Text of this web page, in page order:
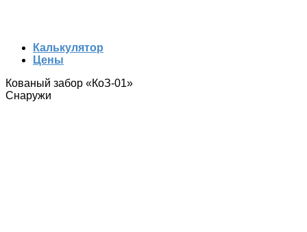
Калькулятор
Цены
Кованый забор «КоЗ-01»‎
Снаружи